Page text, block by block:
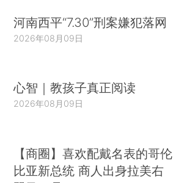
河南西平“7.30”刑案嫌犯落网
2026年08月09日
心智｜教孩子真正阅读
2026年08月09日
【商圈】喜欢配戴名表的哥伦
比亚新总统 商人出身拉美右